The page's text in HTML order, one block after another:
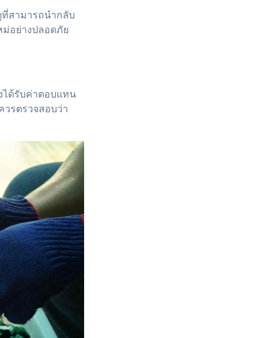
สามารถนำกลับ
อย่างปลอดภัย
ได้รับค่าตอบแทน
วรตรวจสอบว่า